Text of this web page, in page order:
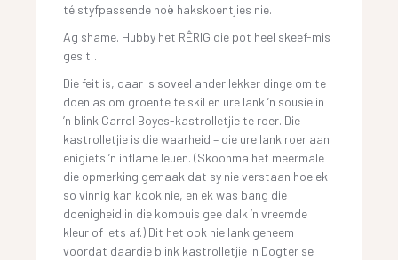
té styfpassende hoë hakskoentjies nie.
Ag shame. Hubby het RÊRIG die pot heel skeef-mis
gesit…
Die feit is, daar is soveel ander lekker dinge om te
doen as om groente te skil en ure lank ’n sousie in
’n blink Carrol Boyes-kastrolletjie te roer. Die
kastrolletjie is die waarheid – die ure lank roer aan
enigiets ’n inflame leuen. (Skoonma het meermale
die opmerking gemaak dat sy nie verstaan hoe ek
so vinnig kan kook nie, en ek was bang die
doenigheid in die kombuis gee dalk ’n vreemde
kleur of iets af.) Dit het ook nie lank geneem
voordat daardie blink kastrolletjie in Dogter se